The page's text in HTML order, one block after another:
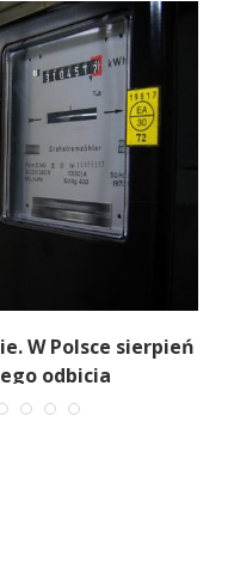
W Polsce sierpień
odbicia